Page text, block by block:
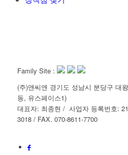
Family Site :
(주)앤씨앤 경기도 성남시 분당구 대
동, 유스페이스1)
대표자: 최종현 / 사업자 등록번호:
3018 / FAX. 070-8611-7700